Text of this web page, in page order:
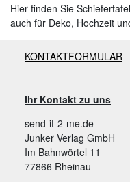
Hier finden Sie
auch für Deko, Hochzeit
KONTAKTFORMULAR
Ihr Kontakt zu uns
send-it-2-me.de
Junker Verlag GmbH
Im Bahnwörtel 11
77866 Rheinau